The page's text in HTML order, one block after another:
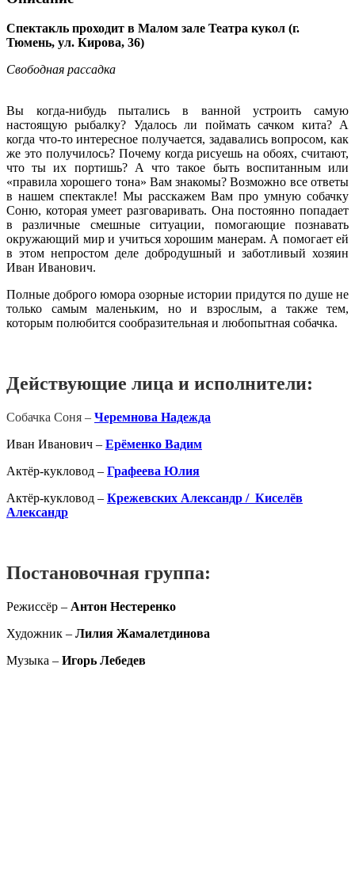
Спектакль проходит в Малом зале Театра кукол (г.
Тюмень, ул. Кирова, 36)
Свободная рассадка
Вы когда-нибудь пытались в ванной устроить самую
настоящую рыбалку? Удалось ли поймать сачком кита? А
когда что-то интересное получается, задавались вопросом, как
же это получилось? Почему когда рисуешь на обоях, считают,
что ты их портишь? А что такое быть воспитанным или
«правила хорошего тона» Вам знакомы? Возможно все ответы
в нашем спектакле! Мы расскажем Вам про умную собачку
Соню, которая умеет разговаривать. Она постоянно попадает
в различные смешные ситуации, помогающие познавать
окружающий мир и учиться хорошим манерам. А помогает ей
в этом непростом деле добродушный и заботливый хозяин
Иван Иванович.
Полные доброго юмора озорные истории придутся по душе не
только самым маленьким, но и взрослым, а также тем,
которым полюбится сообразительная и любопытная собачка.
Действующие лица и исполнители:
Собачка Соня – Черемнова Надежда
Иван Иванович – Ерёменко Вадим
Актёр-кукловод – Графеева Юлия
Актёр-кукловод – Крежевских Александр / Киселёв
Александр
Постановочная группа:
Режиссёр – Антон Нестеренко
Художник – Лилия Жамалетдинова
Музыка – Игорь Лебедев